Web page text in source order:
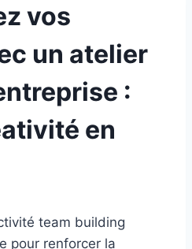
vos
un atelier
:
en
team building
pour renforcer la